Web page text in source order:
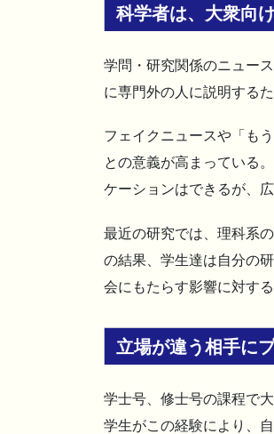
科学者は、大衆向
学問・研究関係のニュー
に専門外の人に説明する
フェイクニュースや「も
との意義が高まっている
ケーションはできるが、
最近の研究では、理科系
の結果、学生達は自分の
会にもたらす影響に対する
立場が違う相手に
学士号、修士号の課程で
学生がこの経験により、